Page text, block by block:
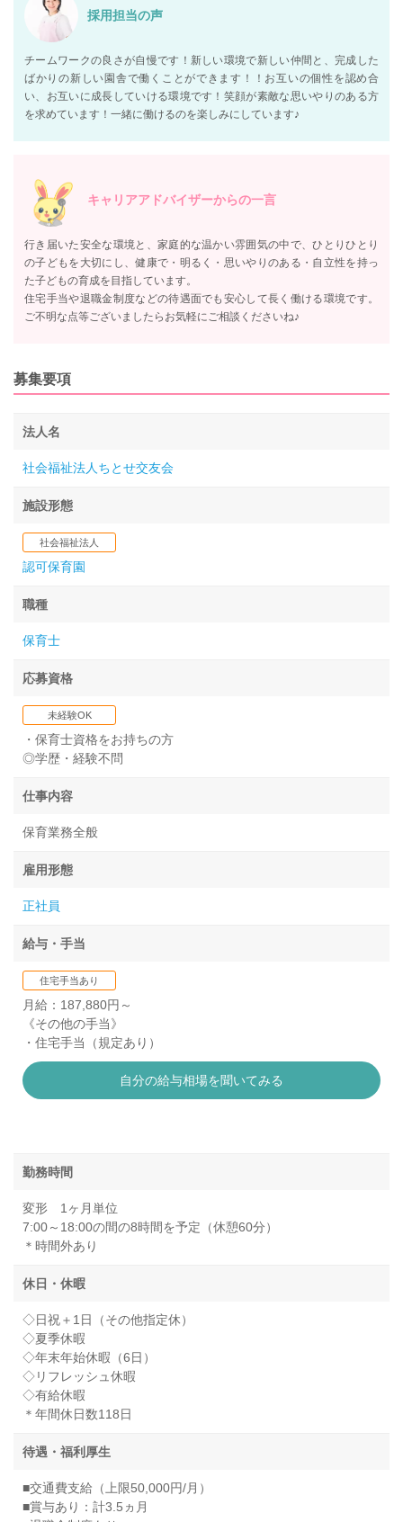
採用担当の声
チームワークの良さが自慢です！新しい環境で新しい仲間と、完成した
ばかりの新しい園舎で働くことができます！！お互いの個性を認め合
い、お互いに成長していける環境です！笑顔が素敵な思いやりのある方
を求めています！一緒に働けるのを楽しみにしています♪
キャリアアドバイザーからの一言
行き届いた安全な環境と、家庭的な温かい雰囲気の中で、ひとりひとり
の子どもを大切にし、健康で・明るく・思いやりのある・自立性を持っ
た子どもの育成を目指しています。
住宅手当や退職金制度などの待遇面でも安心して長く働ける環境です。
ご不明な点等ございましたらお気軽にご相談くださいね♪
募集要項
法人名
社会福祉法人ちとせ交友会
施設形態
社会福祉法人
認可保育園
職種
保育士
応募資格
未経験OK
・保育士資格をお持ちの方
◎学歴・経験不問
仕事内容
保育業務全般
雇用形態
正社員
給与・手当
住宅手当あり
月給：187,880円～
《その他の手当》
・住宅手当（規定あり）
自分の給与相場を聞いてみる
勤務時間
変形 1ヶ月単位
7:00～18:00の間の8時間を予定（休憩60分）
＊時間外あり
休日・休暇
◇日祝＋1日（その他指定休）
◇夏季休暇
◇年末年始休暇（6日）
◇リフレッシュ休暇
◇有給休暇
＊年間休日数118日
待遇・福利厚生
■交通費支給（上限50,000円/月）
■賞与あり：計3.5ヵ月